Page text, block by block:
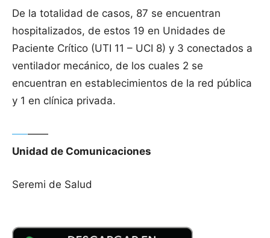
De la totalidad de casos, 87 se encuentran
hospitalizados, de estos 19 en Unidades de
Paciente Crítico (UTI 11 – UCI 8) y 3 conectados a
ventilador mecánico, de los cuales 2 se
encuentran en establecimientos de la red pública
y 1 en clínica privada.
—–——
Unidad de Comunicaciones
Seremi de Salud